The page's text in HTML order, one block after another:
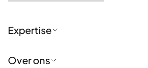
Expertise
Communicatiestrategie en -advies
Over ons